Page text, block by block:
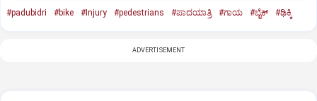
#padubidri #bike #Injury #pedestrians #ಪಾದಯಾತ್ರಿ #ಗಾಯ #ಬೈಕ್‌ #ಢಿಕ್ಕಿ
ADVERTISEMENT